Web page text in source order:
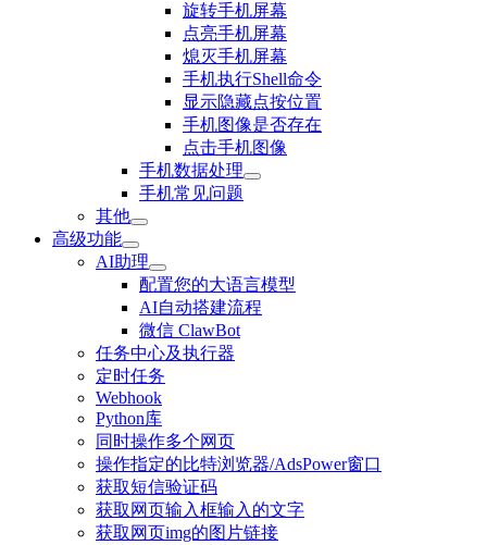
旋转手机屏幕
点亮手机屏幕
熄灭手机屏幕
手机执行Shell命令
显示隐藏点按位置
手机图像是否存在
点击手机图像
手机数据处理
手机常见问题
其他
高级功能
AI助理
配置您的大语言模型
AI自动搭建流程
微信 ClawBot
任务中心及执行器
定时任务
Webhook
Python库
同时操作多个网页
操作指定的比特浏览器/AdsPower窗口
获取短信验证码
获取网页输入框输入的文字
获取网页img的图片链接